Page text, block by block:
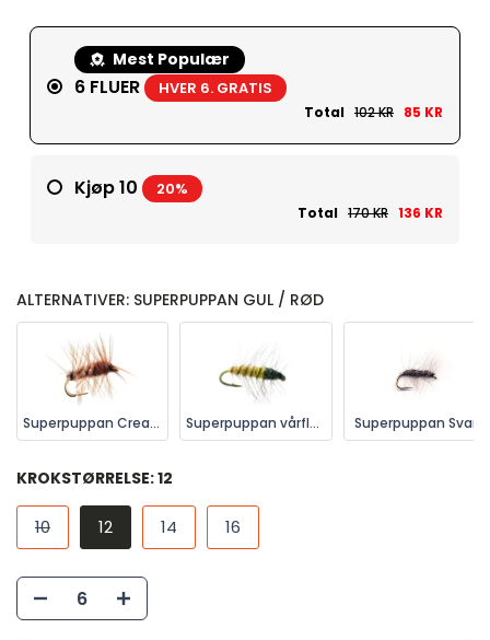
Mest Populær
6 FLUER HVER 6. GRATIS
Total 102 KR 85 KR
Kjøp 10 20%
Total 170 KR 136 KR
ALTERNATIVER: SUPERPUPPAN GUL / RØD
Superpuppan Cream Superpuppan vårfluepuppe Superpuppan Svart
KROKSTØRRELSE:12
10 12 14 16